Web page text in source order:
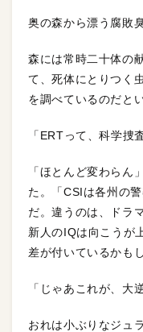
奥の森から漂う腐敗
森には常時二十体の
て、死体にとりつく
を調べているのだとい
「ERTって、科学捜
「ほとんど変わらん
た。「CSIは各州の
だ。違うのは、ドラ
新人のIQは向こうが
差が付いているかも
「じゃあこれが、大
おれは小ぶりなジュ